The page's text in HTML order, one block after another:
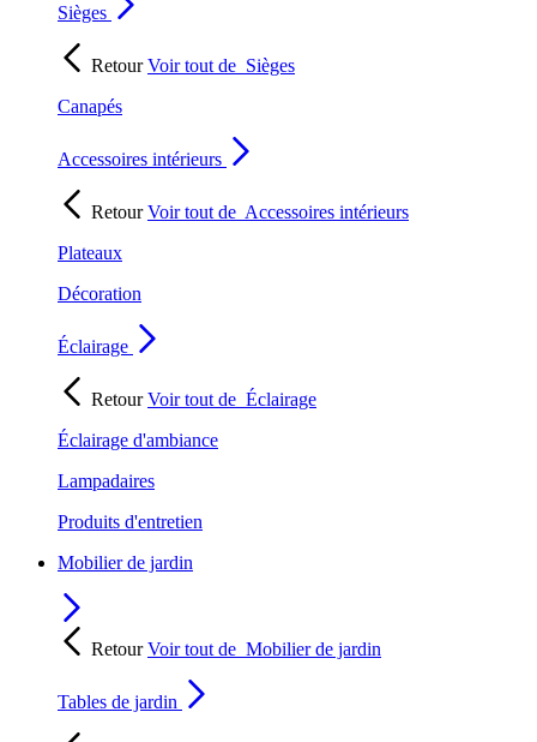
Sièges
RetourVoir tout de Sièges
Canapés
Accessoires intérieurs
RetourVoir tout de Accessoires intérieurs
Plateaux
Décoration
Éclairage
RetourVoir tout de Éclairage
Éclairage d'ambiance
Lampadaires
Produits d'entretien
Mobilier de jardin
RetourVoir tout de Mobilier de jardin
Tables de jardin